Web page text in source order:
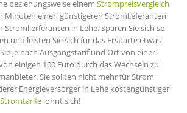
beziehungsweise einem Strompreisvergleich
Minuten einen günstigeren Stromlieferanten
Stromlierferanten in Lehe. Sparen Sie sich so
und leisten Sie sich für das Ersparte etwas
je nach Ausgangstarif und Ort von einer
einigen 100 Euro durch das Wechseln zu
Sie sollten nicht mehr für Strom
Energieversorger in Lehe kostengünstiger
Stromtarife lohnt sich!